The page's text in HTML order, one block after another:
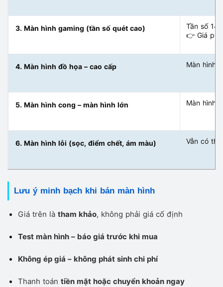
3. Màn hình gaming (tần số quét cao)
Tần số
👉 Giá
4. Màn hình đồ họa – cao cấp Màn hình
5. Màn hình cong – màn hình lớn Màn hình
6. Màn hình lỗi (sọc, điểm chết, ám màu) Vẫn có
Lưu ý minh bạch khi bán màn hình
Giá trên là tham khảo, không phải giá cố định
Test màn hình – báo giá trước khi mua
Không ép giá – không phát sinh chi phí
Thanh toán tiền mặt hoặc chuyển khoản ngay